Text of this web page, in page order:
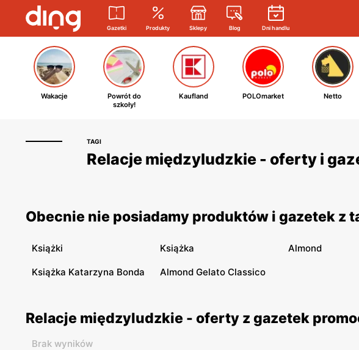
Gazetki Produkty Sklepy Blog Dni handlu
Wakacje
Powrót do
szkoły!
Kaufland POLOmarket Netto
TAGI
Relacje międzyludzkie - oferty i
Obecnie nie posiadamy produktów i gazetek z
Książki Książka Almond
Książka Katarzyna Bonda Almond Gelato Classico
Relacje międzyludzkie - oferty z gazetek
Brak wyników